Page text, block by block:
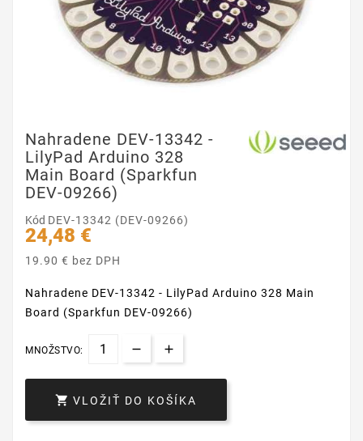
Nahradene DEV-13342 -
LilyPad Arduino 328
Main Board (Sparkfun
DEV-09266)
Kód DEV-13342 (DEV-09266)
24,48 €
19.90 € bez DPH
Nahradene DEV-13342 - LilyPad Arduino 328 Main
Board (Sparkfun DEV-09266)
MNOŽSTVO:
 VLOŽIŤ DO KOŠÍKA